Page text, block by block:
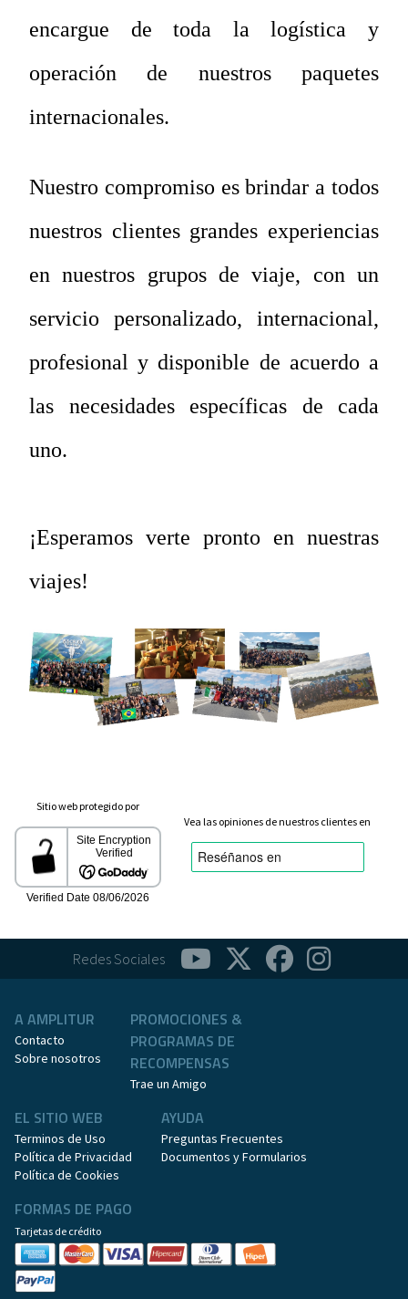
encargue de toda la logística y
operación de nuestros paquetes
internacionales.
Nuestro compromiso es brindar a todos
nuestros clientes grandes experiencias
en nuestros grupos de viaje, con un
servicio personalizado, internacional,
profesional y disponible de acuerdo a
las necesidades específicas de cada
uno.
¡Esperamos verte pronto en nuestras
viajes!
Sitio web protegido por
Vea las opiniones de nuestros clientes en
Redes Sociales
A AMPLITUR
Contacto
Sobre nosotros
PROMOCIONES &
PROGRAMAS DE
RECOMPENSAS
Trae un Amigo
EL SITIO WEB
Terminos de Uso
Política de Privacidad
Política de Cookies
AYUDA
Preguntas Frecuentes
Documentos y Formularios
FORMAS DE PAGO
Tarjetas de crédito